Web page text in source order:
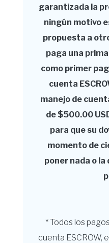
garantizada la
ningún motivo
propuesta a
paga una
como primer
cuenta
manejo de
de $500.00
para que su
momento de
poner nada o
* Todos los
cuenta ESCROW,